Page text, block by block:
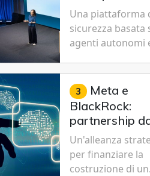
Cybersecurity.
nuovo modello
specializzato
cybersecurity
Una piattaforma
sicurezza basata
agenti autonomi
Cyber-1-Flash per
consentire alle
organizzazioni di
passare da una
reattiva a una
di gestione
rischio.
3 Meta e
BlackRock:
partnership
miliardi di
per un data
da record in
Un'alleanza
per finanziare la
costruzione di un